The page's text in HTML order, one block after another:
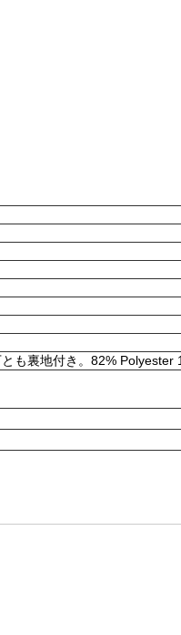
も裏地付き。82% Polyester